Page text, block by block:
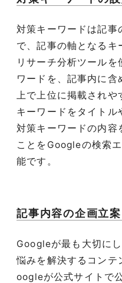
対策キーワードは記事
で、記事の軸となるキ
リサーチ分析ツール
ワードを、記事内に
上で上位に掲載されや
キーワードをタイトル
対策キーワードの内容
ことを Googleの検索
能です。
記事内容の企画立案
Googleが最も大切に
悩みを解決するコンテ
oogleが公式サイトで